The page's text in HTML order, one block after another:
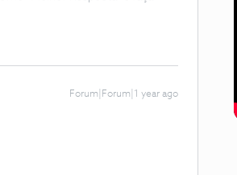
Forum|Forum|1 year ago